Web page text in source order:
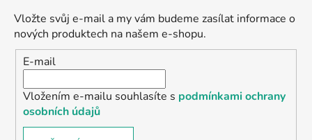
Vložte svůj e-mail a my vám budeme zasílat informace o
nových produktech na našem e-shopu.
E-mail
Vložením e-mailu souhlasíte s podmínkami ochrany
osobních údajů